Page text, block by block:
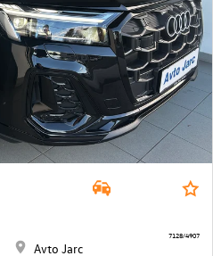
Avto Jarc
7128/4907